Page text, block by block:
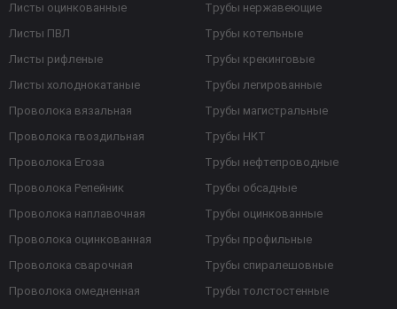
Листы оцинкованные
Листы ПВЛ
Листы рифленые
Листы холоднокатаные
Проволока вязальная
Проволока гвоздильная
Проволока Егоза
Проволока Репейник
Проволока наплавочная
Проволока оцинкованная
Проволока сварочная
Проволока омедненная
Трубы нержавеющие
Трубы котельные
Трубы крекинговые
Трубы легированные
Трубы магистральные
Трубы НКТ
Трубы нефтепроводные
Трубы обсадные
Трубы оцинкованные
Трубы профильные
Трубы спиралешовные
Трубы толстостенные